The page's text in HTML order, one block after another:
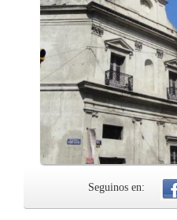
Seguinos en: